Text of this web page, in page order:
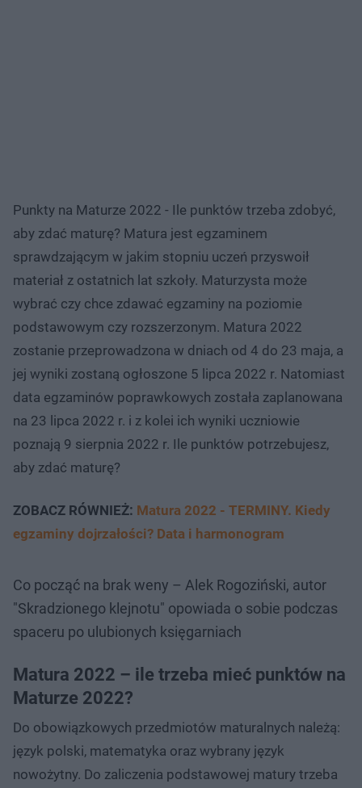
Punkty na Maturze 2022 - Ile punktów trzeba zdobyć,
aby zdać maturę? Matura jest egzaminem
sprawdzającym w jakim stopniu uczeń przyswoił
materiał z ostatnich lat szkoły. Maturzysta może
wybrać czy chce zdawać egzaminy na poziomie
podstawowym czy rozszerzonym. Matura 2022
zostanie przeprowadzona w dniach od 4 do 23 maja, a
jej wyniki zostaną ogłoszone 5 lipca 2022 r. Natomiast
data egzaminów poprawkowych została zaplanowana
na 23 lipca 2022 r. i z kolei ich wyniki uczniowie
poznają 9 sierpnia 2022 r. Ile punktów potrzebujesz,
aby zdać maturę?
ZOBACZ RÓWNIEŻ: Matura 2022 - TERMINY. Kiedy
egzaminy dojrzałości? Data i harmonogram
Co począć na brak weny – Alek Rogoziński, autor
"Skradzionego klejnotu" opowiada o sobie podczas
spaceru po ulubionych księgarniach
Matura 2022 – ile trzeba mieć punktów na
Maturze 2022?
Do obowiązkowych przedmiotów maturalnych należą:
język polski, matematyka oraz wybrany język
nowożytny. Do zaliczenia podstawowej matury trzeba